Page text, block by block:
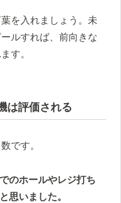
を入れましょう。未
ルすれば、前向きな
す。
は評価される
です。
のホールやレジ打ち
思いました。